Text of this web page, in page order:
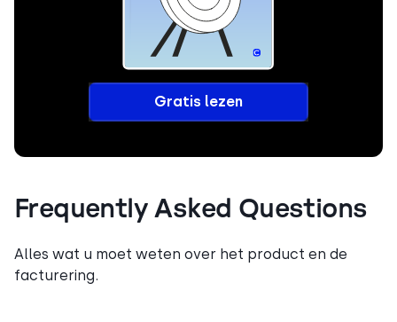
Gratis lezen
Frequently Asked Questions
Alles wat u moet weten over het product en de
facturering.